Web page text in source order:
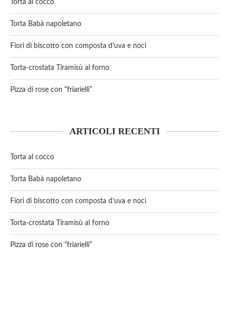
Torta al cocco
Torta Babà napoletano
Fiori di biscotto con composta d’uva e noci
Torta-crostata Tiramisù al forno
Pizza di rose con “friarielli”
ARTICOLI RECENTI
Torta al cocco
Torta Babà napoletano
Fiori di biscotto con composta d’uva e noci
Torta-crostata Tiramisù al forno
Pizza di rose con “friarielli”